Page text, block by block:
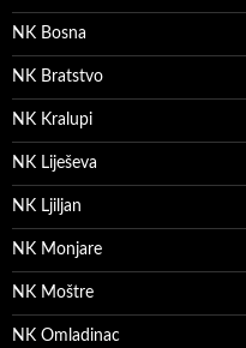
NK Bosna
NK Bratstvo
NK Kralupi
NK Liješeva
NK Ljiljan
NK Monjare
NK Moštre
NK Omladinac